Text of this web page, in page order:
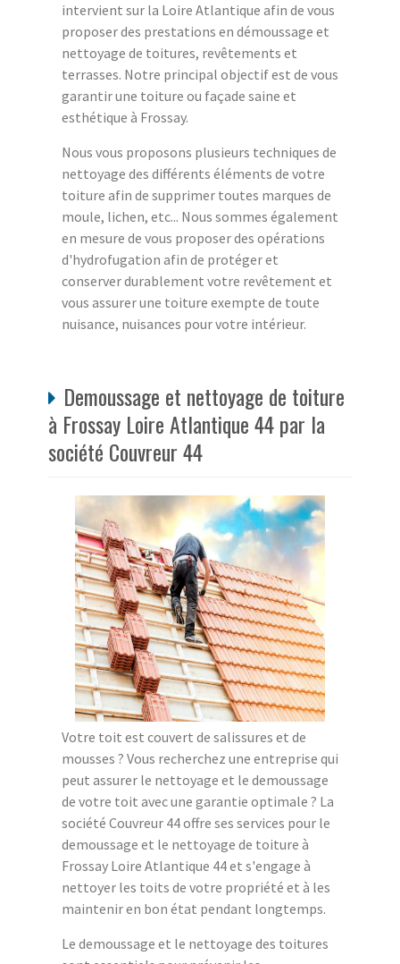
intervient sur la Loire Atlantique afin de vous
proposer des prestations en démoussage et
nettoyage de toitures, revêtements et
terrasses. Notre principal objectif est de vous
garantir une toiture ou façade saine et
esthétique à Frossay.
Nous vous proposons plusieurs techniques de
nettoyage des différents éléments de votre
toiture afin de supprimer toutes marques de
moule, lichen, etc... Nous sommes également
en mesure de vous proposer des opérations
d'hydrofugation afin de protéger et
conserver durablement votre revêtement et
vous assurer une toiture exempte de toute
nuisance, nuisances pour votre intérieur.
Demoussage et nettoyage de toiture
à Frossay Loire Atlantique 44 par la
société Couvreur 44
Votre toit est couvert de salissures et de
mousses ? Vous recherchez une entreprise qui
peut assurer le nettoyage et le demoussage
de votre toit avec une garantie optimale ? La
société Couvreur 44 offre ses services pour le
demoussage et le nettoyage de toiture à
Frossay Loire Atlantique 44 et s'engage à
nettoyer les toits de votre propriété et à les
maintenir en bon état pendant longtemps.
Le demoussage et le nettoyage des toitures